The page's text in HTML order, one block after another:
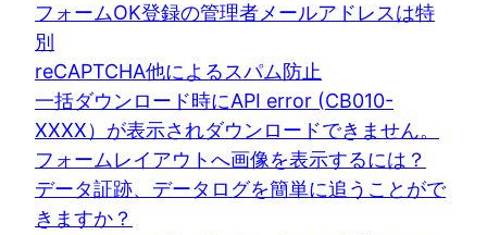
フォームOK登録の管理者メールアドレスは特
別
reCAPTCHA他によるスパム防止
一括ダウンロード時にAPI error (CB010-
XXXX）が表示されダウンロードできません。
フォームレイアウトへ画像を表示するには？
データ証跡、データログを簡単に追うことがで
きますか？